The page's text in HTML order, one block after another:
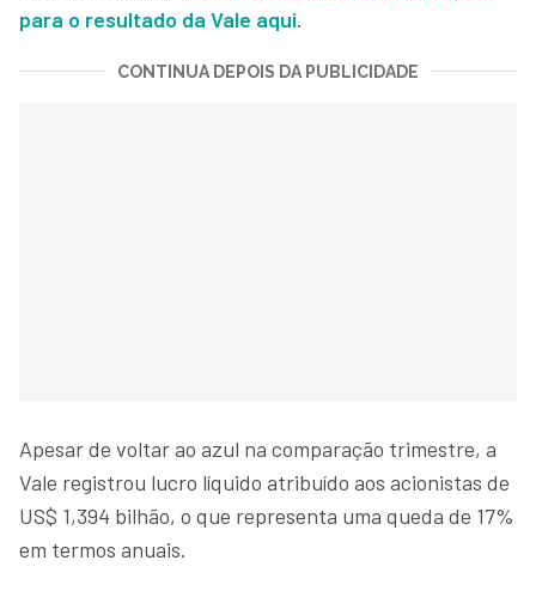
para o resultado da Vale aqui.
CONTINUA DEPOIS DA PUBLICIDADE
Apesar de voltar ao azul na comparação trimestre, a
Vale registrou lucro líquido atribuído aos acionistas de
US$ 1,394 bilhão, o que representa uma queda de 17%
em termos anuais.